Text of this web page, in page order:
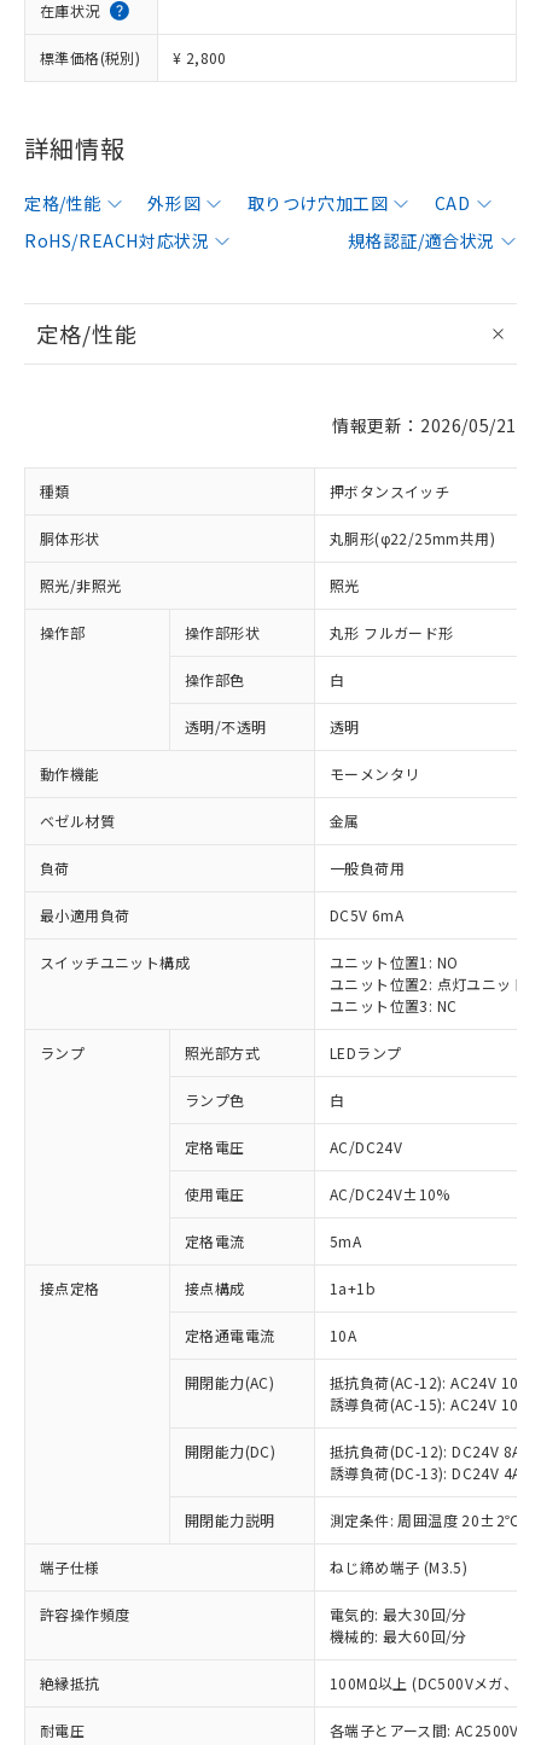
在庫状況
標準価格(税別) ¥ 2,800
詳細情報
定格/性能 外形図 取りつけ穴加工図
CAD
RoHS/REACH対応状況
規格認証/適合状況
定格/性能
情報更新：2026/05/21
種類 押ボタンスイッチ
胴体形状 丸胴形(φ22/25mm共用)
照光/非照光 照光
操作部 操作部形状 丸形 フルガード形
操作部色 白
透明/不透明 透明
動作機能 モーメンタリ
ベゼル材質 金属
負荷 一般負荷用
最小適用負荷 DC5V 6mA
スイッチユニット構成
ユニット位置1: NO
ユニット位置2: 点灯ユニット
ユニット位置3: NC
ランプ 照光部方式 LEDランプ
ランプ色 白
定格電圧 AC/DC24V
使用電圧 AC/DC24V±10%
定格電流 5mA
接点定格 接点構成 1a+1b
定格通電電流 10A
開閉能力(AC)
抵抗負荷(AC-12): AC24V 10A/
誘導負荷(AC-15): AC24V
開閉能力(DC)
抵抗負荷(DC-12): DC24V 8A/
誘導負荷(DC-13): DC24V 4A/
開閉能力説明 測定条件: 周囲温度 20±2℃、
端子仕様 ねじ締め端子 (M3.5)
許容操作頻度
電気的: 最大30回/分
機械的: 最大60回/分
絶縁抵抗 100MΩ以上 (DC500Vメガ、点
耐電圧
各端子とアース間: AC2500V
ご利用条件
以下の条件をお読みいただき、同意のうえ
本サービスは、当社制御機器事業取扱
商品の当社在庫状況および標準価格
(税抜)を提供させていただくもので
当社制御機器事業取扱商品の中には、
本サービスの対象外となる商品もある
ことをご了承ください。
※1 対応状況
対応済み：EU RoHS指令（10物質）の
非含有に対応した製品が提供可能な商品で
対応予定：EU RoHS指令（10物質）の非含
有に対応した製品に切り替える予定のある
対応予定なし：EU RoHS指令（10物質）の
非含有に非対応の商品で、対応品を出す予
調査・確認中：EU RoHS指令（10物質）の
非含有の対応状況を調査中または確認中の
商品です。
非該当品：ライセンス料など無形物で、有
仕入先様の事情により、非含有部品として
いたものが、含有品と判明した場合などや
「○」：最大均質材料含有率が中国RoHSの
基準値以下であることを示します。
「×」：最大均質材料含有率が中国RoHSの
基準値を超えていることを示します。
当社は、これら貴社製品のうち、外国